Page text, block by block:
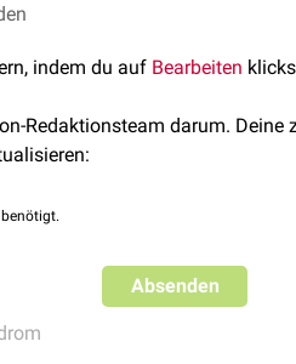
indem du auf Bearbeiten
Redaktionsteam darum. Deine
Absenden